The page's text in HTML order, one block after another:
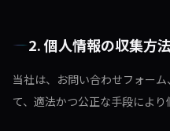
2. 個人情報の収集方法
当社は、お問い合わせフォー
て、適法かつ公正な手段により